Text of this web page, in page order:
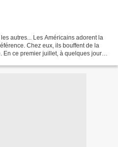
autres... Les Américains adorent la
Chez eux, ils bouffent de la
ce premier juillet, à quelques jours